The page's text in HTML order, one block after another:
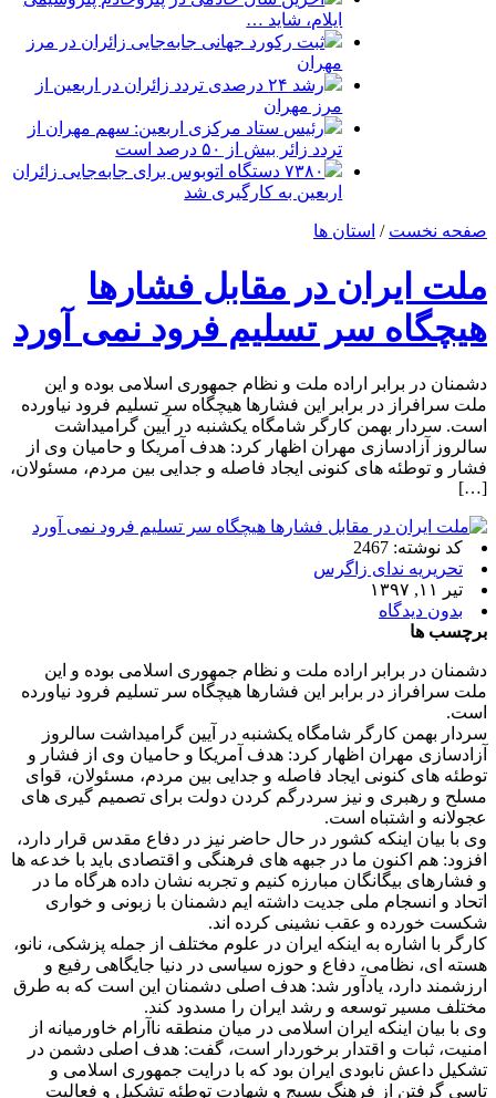
ایلام، شاید …
ثبت رکورد جهانی جابه‌جایی زائران در مرز
مهران
رشد ۲۴ درصدی تردد زائران در اربعین از
مرز مهران
رئیس ستاد مرکزی اربعین: سهم مهران از
تردد زائر بیش از ۵۰ درصد است
۷۳۸۰ دستگاه اتوبوس برای جابه‌جایی زائران
اربعین به‌ کارگیری شد
صفحه نخست / استان ها
ملت ایران در مقابل فشارها
هیچگاه سر تسلیم فرود نمی آورد
دشمنان در برابر اراده ملت و نظام جمهوری اسلامی بوده و این
ملت سرافراز در برابر این فشارها هیچگاه سر تسلیم فرود نیاورده
است. سردار بهمن کارگر شامگاه یکشنبه در آیین گرامیداشت
سالروز آزادسازی مهران اظهار کرد: هدف آمریکا و حامیان وی از
فشار و توطئه های کنونی ایجاد فاصله و جدایی بین مردم، مسئولان،
[…]
کد نوشته: 2467
تحریریه ندای زاگرس
تیر ۱۱, ۱۳۹۷
بدون دیدگاه
برچسب ها
دشمنان در برابر اراده ملت و نظام جمهوری اسلامی بوده و این
ملت سرافراز در برابر این فشارها هیچگاه سر تسلیم فرود نیاورده
است.
سردار بهمن کارگر شامگاه یکشنبه در آیین گرامیداشت سالروز
آزادسازی مهران اظهار کرد: هدف آمریکا و حامیان وی از فشار و
توطئه های کنونی ایجاد فاصله و جدایی بین مردم، مسئولان، قوای
مسلح و رهبری و نیز سردرگم کردن دولت برای تصمیم گیری های
عجولانه و اشتباه است.
وی با بیان اینکه کشور در حال حاضر نیز در دفاع مقدس قرار دارد،
افزود: هم اکنون ما در جبهه های فرهنگی و اقتصادی باید با خدعه ها
و فشارهای بیگانگان مبارزه کنیم و تجربه نشان داده هرگاه ما در
اتحاد و انسجام ملی جدیت داشته ایم دشمنان با زبونی و خواری
شکست خورده و عقب نشینی کرده اند.
کارگر با اشاره به اینکه ایران در علوم مختلف از جمله پزشکی، نانو،
هسته ای، نظامی، دفاع و حوزه سیاسی در دنیا جایگاهی رفیع و
ارزشمند دارد، یادآور شد: هدف اصلی دشمنان این است که به طرق
مختلف مسیر توسعه و رشد ایران را مسدود کند.
وی با بیان اینکه ایران اسلامی در میان منطقه ناآرام خاورمیانه از
امنیت، ثبات و اقتدار برخوردار است، گفت: هدف اصلی دشمن در
تشکیل داعش نابودی ایران بود که با درایت جمهوری اسلامی و
تاسی گرفتن از فرهنگ بسیج و شهادت توطئه تشکیل و فعالیت